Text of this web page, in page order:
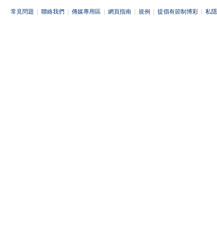
常見問題 聯絡我們 傳媒專用區 網頁指南 規例 提倡有節制博彩 私